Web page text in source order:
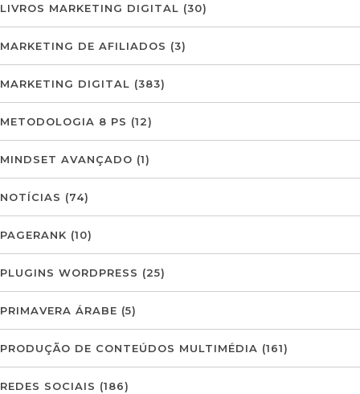
LIVROS MARKETING DIGITAL (30)
MARKETING DE AFILIADOS (3)
MARKETING DIGITAL (383)
METODOLOGIA 8 PS (12)
MINDSET AVANÇADO (1)
NOTÍCIAS (74)
PAGERANK (10)
PLUGINS WORDPRESS (25)
PRIMAVERA ÁRABE (5)
PRODUÇÃO DE CONTEÚDOS MULTIMÉDIA (161)
REDES SOCIAIS (186)